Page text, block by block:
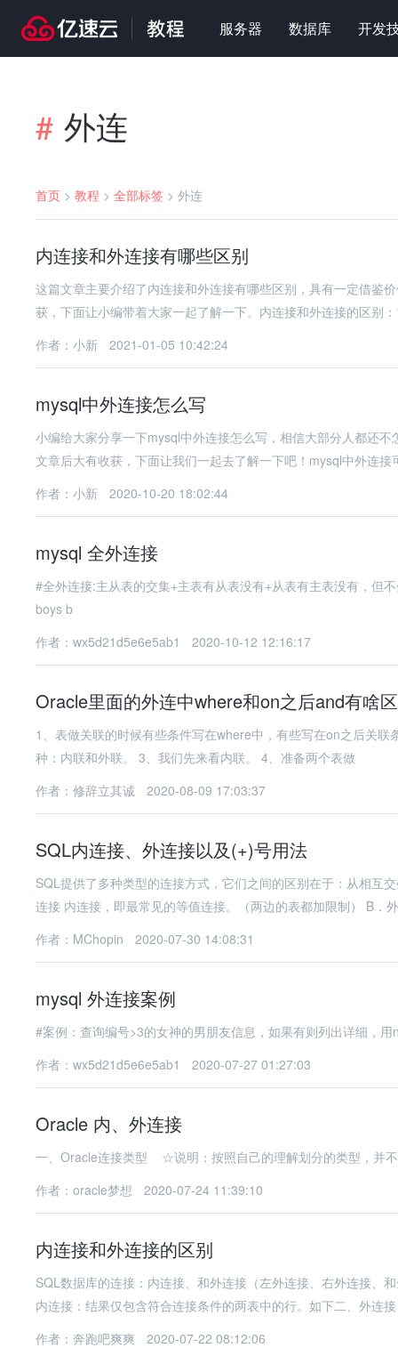
服务器 数据库 开发
# 外连
首页 > 教程 > 全部标签 > 外连
内连接和外连接有哪些区别
这篇文章主要介绍了内连接和外连接有哪些区别，具有一定借鉴
获，下面让小编带着大家一起了解一下。内连接和外连接的区别
作者：小新
2021-01-05 10:42:24
mysql中外连接怎么写
小编给大家分享一下mysql中外连接怎么写，相信大部分人都还
文章后大有收获，下面让我们一起去了解一下吧！mysql中外连接
作者：小新
2020-10-20 18:02:44
mysql 全外连接
#全外连接:主从表的交集+主表有从表没有+从表有主表没有，但不分主从表 SELECT b.*,bo.*
boys b
作者：wx5d21d5e6e5ab1
2020-10-12 12:16:17
Oracle里面的外连中where和on之后and有啥
1、表做关联的时候有些条件写在where中，有些写在on之后关联条件的and中。那么
种：内联和外联。 3、我们先来看内联。 4、准备两个表做
作者：修辞立其诚
2020-08-09 17:03:37
SQL内连接、外连接以及(+)号用法
SQL提供了多种类型的连接方式，它们之间的区别在于：从相互
连接 内连接，即最常见的等值连接。（两边的表都加限制） B．
作者：MChopin
2020-07-30 14:08:31
mysql 外连接案例
作者：wx5d21d5e6e5ab1 2020-07-27 01:27:03
Oracle 内、外连接
一、Oracle连接类型 ☆说明：按照自己的理解划分的类型，
作者：oracle梦想
2020-07-24 11:39:10
内连接和外连接的区别
SQL数据库的连接：内连接、和外连接（左外连接、右外连接、
内连接：结果仅包含符合连接条件的两表中的行。如下二、外连
作者：奔跑吧爽爽
2020-07-22 08:12:06